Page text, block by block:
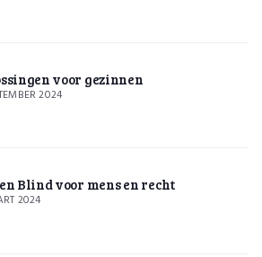
voor gezinnen
2024
Blind voor mens en recht
2024